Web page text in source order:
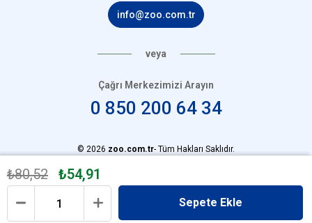
₺80,52 ₺54,91
info@zoo.com.tr
veya
Çağrı Merkezimizi Arayın
0 850 200 64 34
© 2026 zoo.com.tr- Tüm Hakları Saklıdır.